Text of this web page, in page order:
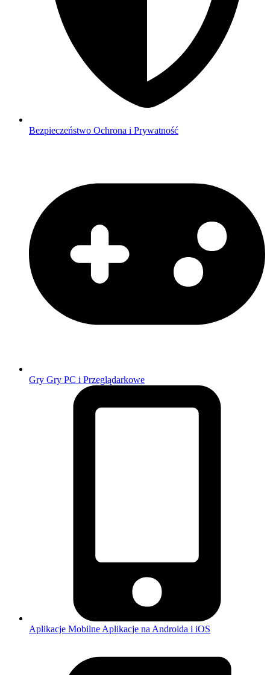
Bezpieczeństwo Ochrona i Prywatność
Gry Gry PC i Przeglądarkowe
Aplikacje Mobilne Aplikacje na Androida i iOS